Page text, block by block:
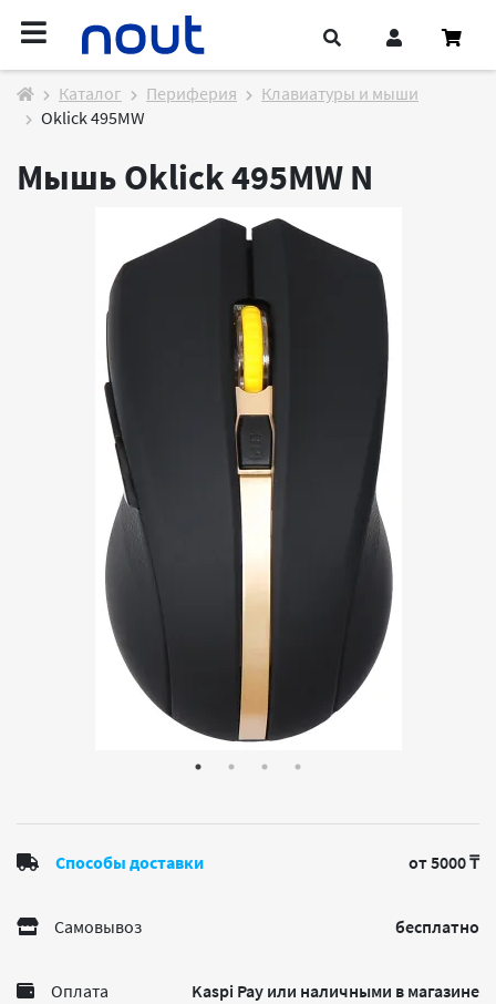
Каталог Периферия
Клавиатуры и мыши
Oklick 495MW
Мышь Oklick 495MW N
Способы доставки от 5000 ₸
Самовывоз бесплатно
Оплата Kaspi Pay или наличными в магазине